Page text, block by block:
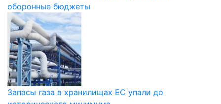
оборонные бюджеты
Запасы газа в хранилищах ЕС упали до